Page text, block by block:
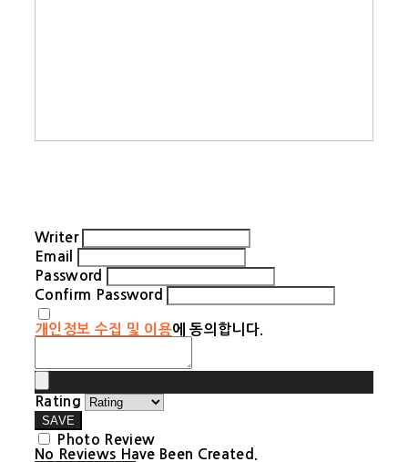
Writer
Email
Password
Confirm Password
개인정보 수집 및 이용에 동의합니다.
Rating
SAVE
Photo Review
No Reviews Have Been Created.